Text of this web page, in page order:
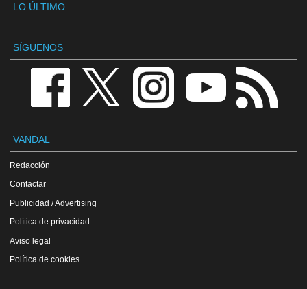
LO ÚLTIMO
SÍGUENOS
VANDAL
Redacción
Contactar
Publicidad / Advertising
Política de privacidad
Aviso legal
Política de cookies